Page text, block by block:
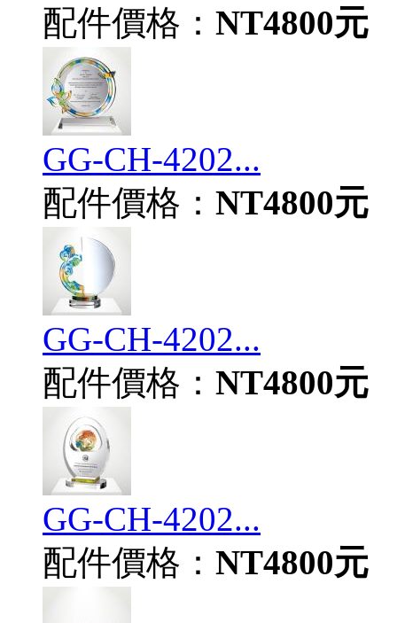
配件價格： NT4800元
GG-CH-4202...
配件價格： NT4800元
GG-CH-4202...
配件價格： NT4800元
GG-CH-4202...
配件價格： NT4800元